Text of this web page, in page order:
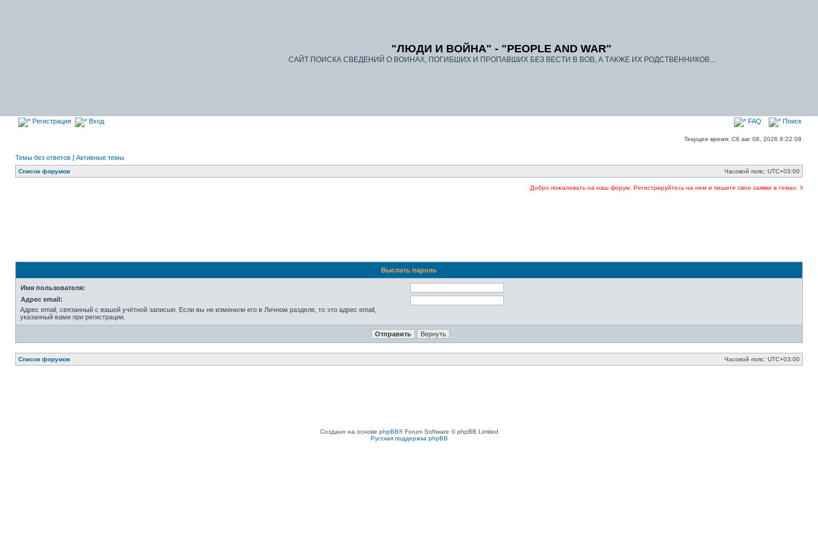
"ЛЮДИ И ВОЙНА" - "PEOPLE AND WAR"
САЙТ ПОИСКА СВЕДЕНИЙ О ВОИНАХ, ПОГИБШИХ И ПРОПАВШИХ БЕЗ ВЕСТИ В ВОВ, А ТАКЖЕ ИХ РОДСТВЕННИКОВ...
Регистрация Вход FAQ Поиск
Текущее время: Сб авг 08, 2026 8:22 08
Темы без ответов | Активные темы
Список форумов Часовой пояс: UTC+03:00
Добро пожаловать на наш форум. Регистрируйтесь на нем и пишите свои заявки в темах.
Выслать пароль
Имя пользователя:
Адрес email:
Адрес email, связанный с вашей учётной записью. Если вы не изменили его в Личном разделе, то это адрес email,
указанный вами при регистрации.
Список форумов Часовой пояс: UTC+03:00
Создано на основе phpBB® Forum Software © phpBB Limited
Русская поддержка phpBB